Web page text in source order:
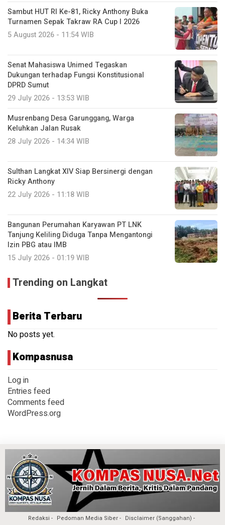
Sambut HUT RI Ke-81, Ricky Anthony Buka
Turnamen Sepak Takraw RA Cup I 2026
5 August 2026 - 11:54 WIB
Senat Mahasiswa Unimed Tegaskan
Dukungan terhadap Fungsi Konstitusional
DPRD Sumut
29 July 2026 - 13:53 WIB
Musrenbang Desa Garunggang, Warga
Keluhkan Jalan Rusak
28 July 2026 - 14:34 WIB
Sulthan Langkat XIV Siap Bersinergi dengan
Ricky Anthony
22 July 2026 - 11:18 WIB
Bangunan Perumahan Karyawan PT LNK
Tanjung Keliling Diduga Tanpa Mengantongi
Izin PBG atau IMB
15 July 2026 - 01:19 WIB
Trending on Langkat
Berita Terbaru
No posts yet.
Kompasnusa
Log in
Entries feed
Comments feed
WordPress.org
Redaksi Pedoman Media Siber
Disclaimer (Sanggahan)